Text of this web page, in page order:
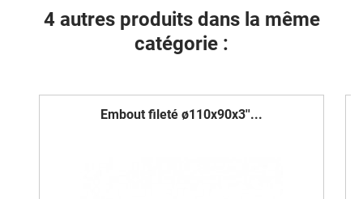
4 autres produits dans la même
catégorie :
Embout fileté ø110x90x3''...